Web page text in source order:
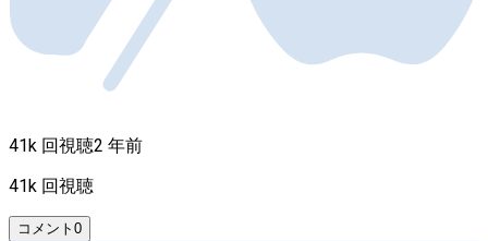
41k 回視聴2 年前
41k 回視聴
コメント 0